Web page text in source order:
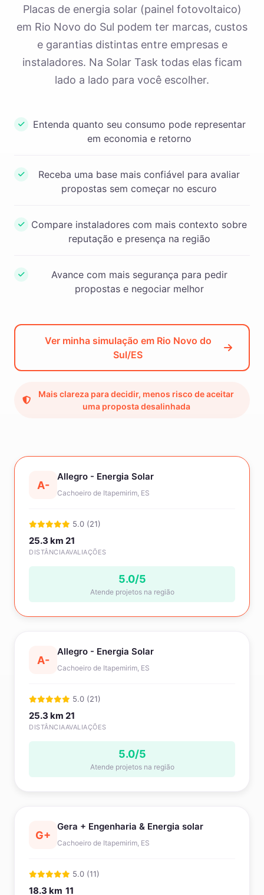
A-
Allegro - Energia Solar
Cachoeiro de Itapemirim, ES
5.0 (21)
25.3 km
DISTÂNCIA
21
AVALIAÇÕES
5.0/5
Atende projetos na região
A-
Allegro - Energia Solar
Cachoeiro de Itapemirim, ES
5.0 (21)
25.3 km
DISTÂNCIA
21
AVALIAÇÕES
5.0/5
Atende projetos na região
G+
Gera + Engenharia & Energia solar
Cachoeiro de Itapemirim, ES
5.0 (11)
18.3 km 11
Placas de energia solar (painel fotovoltaico)
em Rio Novo do Sul podem ter marcas, custos
e garantias distintas entre empresas e
instaladores. Na Solar Task todas elas ficam
lado a lado para você escolher.
Entenda quanto seu consumo pode representar
em economia e retorno
Receba uma base mais confiável para avaliar
propostas sem começar no escuro
Compare instaladores com mais contexto sobre
reputação e presença na região
Avance com mais segurança para pedir
propostas e negociar melhor
Ver minha simulação em Rio Novo do
Sul/ES
Mais clareza para decidir, menos risco de aceitar
uma proposta desalinhada